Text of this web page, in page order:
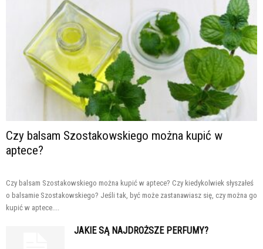
Czy balsam Szostakowskiego można kupić w
aptece?
Czy balsam Szostakowskiego można kupić w aptece? Czy kiedykolwiek słyszałeś
o balsamie Szostakowskiego? Jeśli tak, być może zastanawiasz się, czy można go
kupić w aptece....
JAKIE SĄ NAJDROŻSZE PERFUMY?